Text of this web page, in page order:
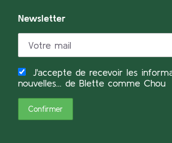
Newsletter
J'accepte de recevoir les
nouvelles... de Blette comme Chou